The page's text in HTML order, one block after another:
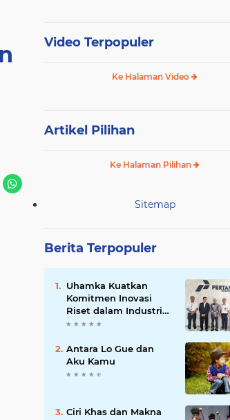
Video Terpopuler
Ke Halaman Video
Artikel Pilihan
Ke Halaman Pilihan
Sitemap
Berita Terpopuler
Uhamka Kuatkan
Komitmen Inovasi
Riset dalam Industri
dengan PT. Pertamina
Antara Lo Gue dan
Aku Kamu
Ciri Khas dan Makna